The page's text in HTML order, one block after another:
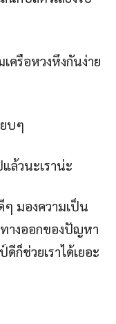
ครือหวงหึงกันง่าย
บๆ
ล้วนะเราน่ะ
ๆ มองความเป็น
างออกของปัญหา
ก็ช่วยเราได้เยอะ